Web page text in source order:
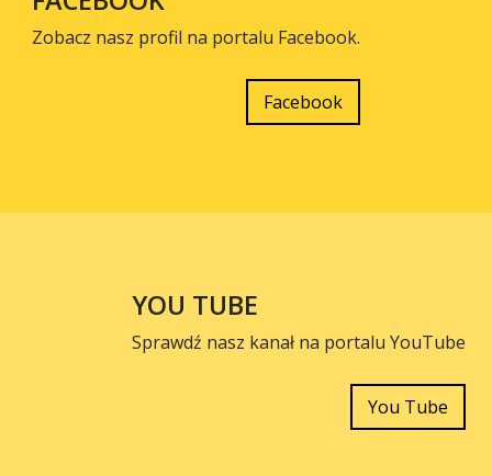
Zobacz nasz profil na portalu Facebook.
Facebook
YOU TUBE
Sprawdź nasz kanał na portalu YouTube
You Tube